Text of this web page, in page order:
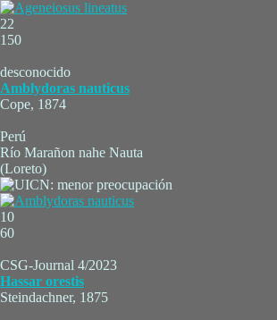
22
150
desconocido
Amblydoras nauticus
Cope, 1874
Perú
Río Marañon nahe Nauta
(Loreto)
10
60
CSG-Journal 4/2023
Hassar orestis
Steindachner, 1875